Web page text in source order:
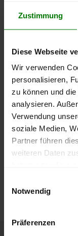
Zustimmung
Diese Webseite
Wir verwenden
personalisieren,
zu können und
analysieren.
Verwendung
soziale Medien,
Partner führen
weiteren Daten
Notwendig
Präferenzen
September
250 €
300 €
350 €
400 €